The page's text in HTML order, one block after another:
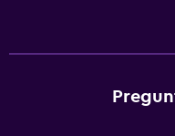
Estacionamiento y
Estacionamiento privado